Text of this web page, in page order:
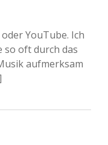
YouTube. Ich
so oft durch das
aufmerksam